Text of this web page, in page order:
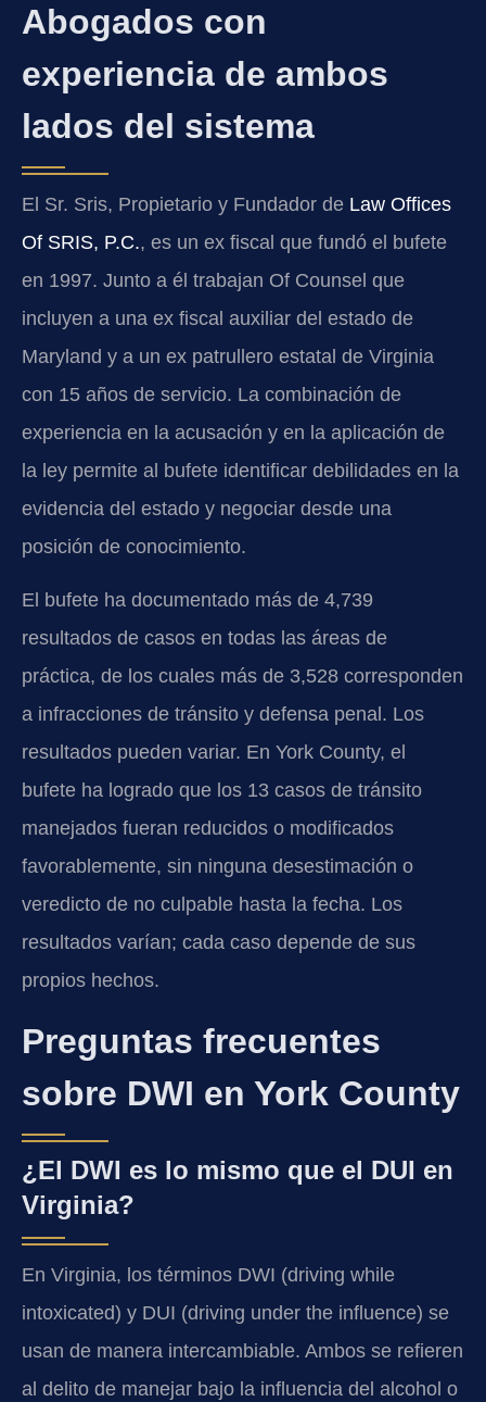
Abogados con
experiencia de ambos
lados del sistema
El Sr. Sris, Propietario y Fundador de Law Offices
Of SRIS, P.C., es un ex fiscal que fundó el bufete
en 1997. Junto a él trabajan Of Counsel que
incluyen a una ex fiscal auxiliar del estado de
Maryland y a un ex patrullero estatal de Virginia
con 15 años de servicio. La combinación de
experiencia en la acusación y en la aplicación de
la ley permite al bufete identificar debilidades en la
evidencia del estado y negociar desde una
posición de conocimiento.
El bufete ha documentado más de 4,739
resultados de casos en todas las áreas de
práctica, de los cuales más de 3,528 corresponden
a infracciones de tránsito y defensa penal. Los
resultados pueden variar. En York County, el
bufete ha logrado que los 13 casos de tránsito
manejados fueran reducidos o modificados
favorablemente, sin ninguna desestimación o
veredicto de no culpable hasta la fecha. Los
resultados varían; cada caso depende de sus
propios hechos.
Preguntas frecuentes
sobre DWI en York County
¿El DWI es lo mismo que el DUI en
Virginia?
En Virginia, los términos DWI (driving while
intoxicated) y DUI (driving under the influence) se
usan de manera intercambiable. Ambos se refieren
al delito de manejar bajo la influencia del alcohol o